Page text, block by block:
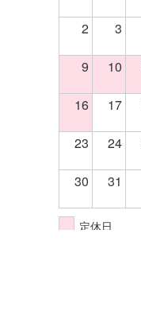
2 3
9 10
16 17
23 24
30 31
定休日